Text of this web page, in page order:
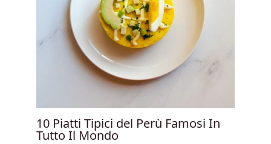
10 Piatti Tipici del Perù Famosi In
Tutto Il Mondo